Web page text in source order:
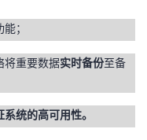
；
将重要数据实时备份至备
统的高可用性。